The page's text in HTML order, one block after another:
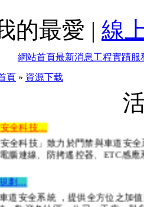
的最愛 | 線
網站首頁最新消息工程實蹟服
頁 » 資源下载
中…
TVI、CVI，200萬畫數、400萬
證各式數位對講機代理施工 平
需求為客戶設計，施工完成後我
安全科技…
全科技」致力於門禁與車道安
腦連線、防拷遙控器、ETC感
規劃…
道安全系統 ，提供全方位之加
，歡迎各社區、公司、工廠，